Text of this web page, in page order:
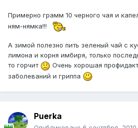
Примерно грамм 10 черного чая и
ням-нямка!!!
А зимой полезно пить зеленый чай с
лимона и корня имбиря, только
то горчит
Очень хорошая
заболеваний и гриппа
Puerka